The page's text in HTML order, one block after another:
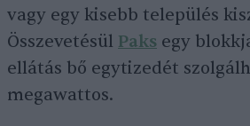
vagy egy kisebb település
Összevetésül Paks egy
ellátás bő egytizedét
megawattos.